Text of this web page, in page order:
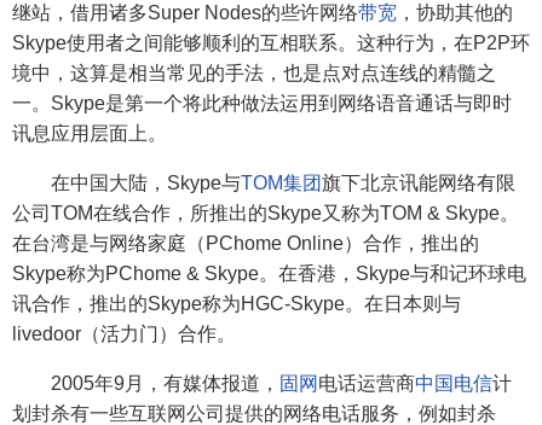
继站，借用诸多Super Nodes的些许网络带宽 ，协助其他的
Skype使用者之间能够顺利的互相联系。这种行为，在P2P环
境中，这算是相当常见的手法，也是点对点连线的精髓之
一。Skype是第一个将此种做法运用到网络语音通话与即时
讯息应用层面上。
在中国大陆，Skype与TOM集团旗下北京讯能网络有限
公司TOM在线合作，所推出的Skype又称为TOM & Skype。
在台湾是与网络家庭（PChome Online）合作，推出的
Skype称为PChome & Skype。在香港，Skype与和记环球电
讯合作，推出的Skype称为HGC-Skype。在日本则与
livedoor（活力门）合作。
2005年9月，有媒体报道， 固网 电话运营商中国电信计
划封杀有一些互联网公司提供的网络电话服务，例如封杀